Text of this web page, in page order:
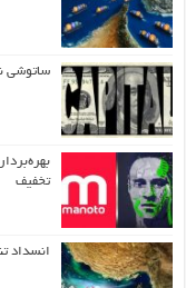
ساتوشی
تخفیف
انسداد